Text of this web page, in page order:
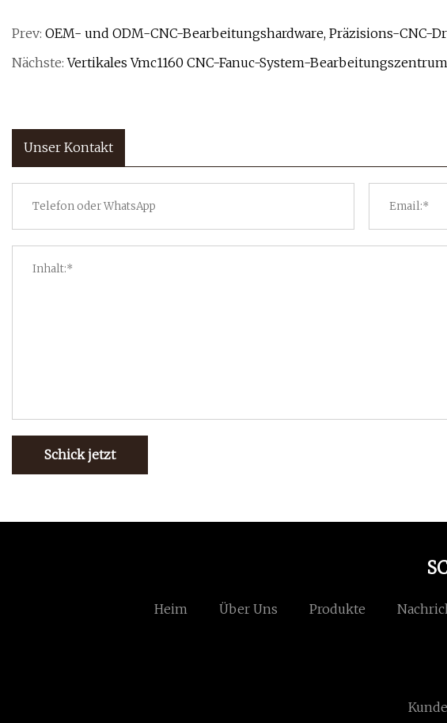
Prev: OEM- und ODM-CNC-Bearbeitungshardware, Präzisions-CNC-
Nächste:Vertikales Vmc1160 CNC-Fanuc-System-
Unser Kontakt
Schick jetzt
Heim Über Uns Produkte